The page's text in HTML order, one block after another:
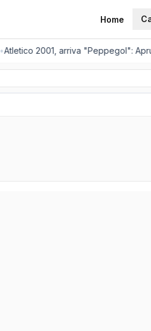
Home
Atletico 2001, arriva "Peppegol":